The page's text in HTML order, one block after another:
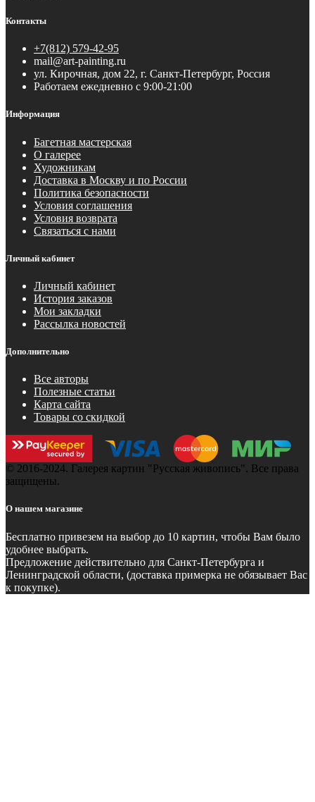
Контакты
+7(812) 579-42-95
mail@art-painting.ru
ул. Кирочная, дом 22, г. Санкт-Петербург, Россия
Работаем ежедневно с 9:00-21:00
Информация
Багетная мастерская
О галерее
Художникам
Доставка в Москву и по России
Политика безопасности
Условия соглашения
Условия возврата
Связаться с нами
Личный кабинет
Личный кабинет
История заказов
Мои закладки
Рассылка новостей
Дополнительно
Все авторы
Полезные статьи
Карта сайта
Товары со скидкой
© 2016-2024. Галерея картин "Русская живопись". Все права
защищены.
О нашем магазине
Бесплатно привезем на выбор до 10 картин, чтобы Вам было
удобнее выбрать.
Предложение действительно для Санкт-Петербурга и
Ленинградской области, (доставка примерка не обязывает Вас
к покупке).